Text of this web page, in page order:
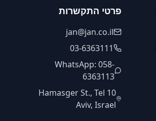
פרטי התקשרות
jan@jan.co.il
03-6363111
WhatsApp: 058-
6363113
10 Hamasger St., Tel
Aviv, Israel